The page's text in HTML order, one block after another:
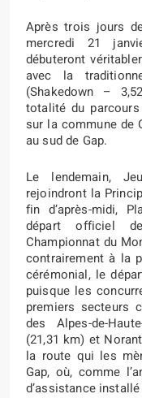
Après trois jours
mercredi 21
débuteront
avec la
(Shakedown –
totalité du
sur la commune de
au sud de Gap.
Le lendemain,
rejoindront la
fin d’après-midi,
départ officiel
Championnat du
contrairement à la
cérémonial, le
puisque les
premiers secteurs
des Alpes-de-
(21,31 km) et
la route qui les
Gap, où, comme
d’assistance